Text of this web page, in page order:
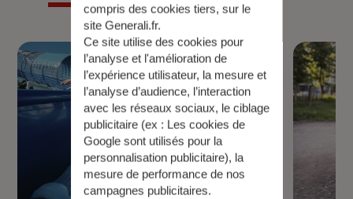
compris des cookies tiers, sur le
site Generali.fr.
Ce site utilise des cookies pour
l’analyse et l'amélioration de
l’expérience utilisateur, la mesure et
l’analyse d’audience, l’interaction
avec les réseaux sociaux, le ciblage
publicitaire (ex : Les cookies de
Google sont utilisés pour la
personnalisation publicitaire), la
mesure de performance de nos
campagnes publicitaires.